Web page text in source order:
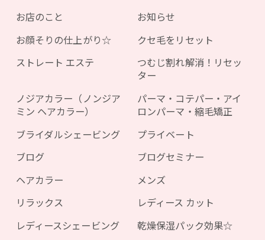
お店のこと
お知らせ
お顔そりの仕上がり☆
クセ毛をリセット
ストレート エステ
つむじ割れ解消！リセッ
ター
ノジアカラー（ノンジア
ミン ヘアカラー）
パーマ・コテパー・アイ
ロンパーマ・縮毛矯正
ブライダルシェービング
プライベート
ブログ
ブログセミナー
ヘアカラー
メンズ
リラックス
レディース カット
レディースシェービング
乾燥保湿パック効果☆